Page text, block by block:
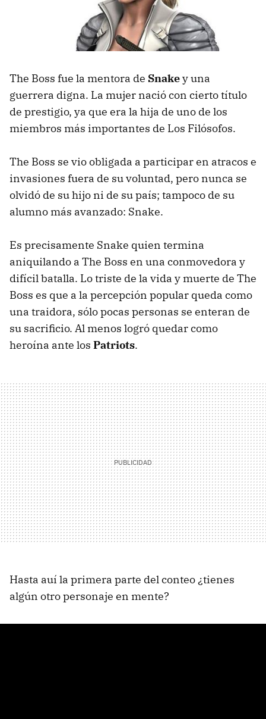
The Boss fue la mentora de Snakey una
guerrera digna. La mujer nació con cierto título
de prestigio, ya que era la hija de uno de los
miembros más importantes de Los Filósofos.
The Boss se vio obligada a participar en atracos e
invasiones fuera de su voluntad, pero nunca se
olvidó de su hijo ni de su país; tampoco de su
alumno más avanzado: Snake.
Es precisamente Snake quien termina
aniquilando a The Boss en una conmovedora y
difícil batalla. Lo triste de la vida y muerte de The
Boss es que a la percepción popular queda como
una traidora, sólo pocas personas se enteran de
su sacrificio. Al menos logró quedar como
heroína ante los Patriots.
Hasta auí la primera parte del conteo ¿tienes
algún otro personaje en mente?